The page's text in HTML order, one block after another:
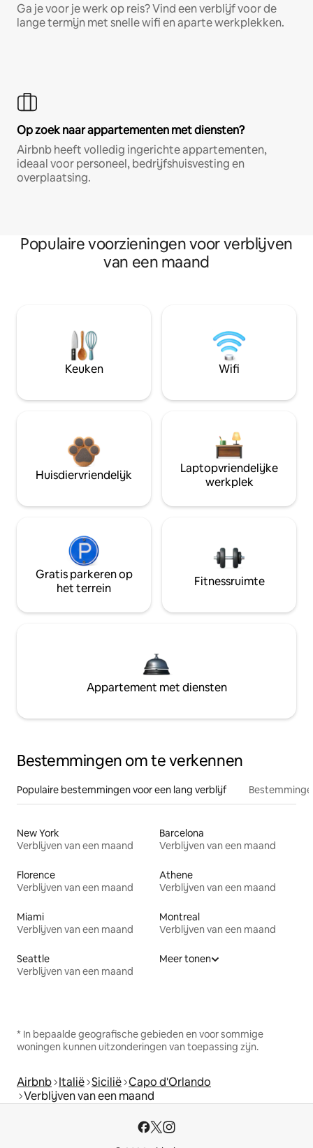
Ga je voor je werk op reis? Vind een verblijf voor de
lange termijn met snelle wifi en aparte werkplekken.
Op zoek naar appartementen met diensten?
Airbnb heeft volledig ingerichte appartementen,
ideaal voor personeel, bedrijfshuisvesting en
overplaatsing.
Populaire voorzieningen voor verblijven
van een maand
Keuken Wifi
Huisdiervriendelijk
Laptopvriendelijke
werkplek
Gratis parkeren op
het terrein
Fitnessruimte
Appartement met diensten
Bestemmingen om te verkennen
Populaire bestemmingen voor een lang verblijf
New York
Verblijven van een maand
Barcelona
Verblijven van een maand
Florence
Verblijven van een maand
Athene
Verblijven van een maand
Miami
Verblijven van een maand
Montreal
Verblijven van een maand
Seattle
Verblijven van een maand
Meer tonen
* In bepaalde geografische gebieden en voor sommige
woningen kunnen uitzonderingen van toepassing zijn.
Airbnb Italië Sicilië Capo d'Orlando
Verblijven van een maand